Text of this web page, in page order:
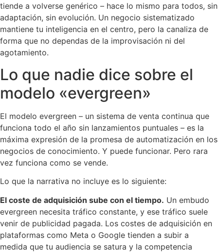
tiende a volverse genérico – hace lo mismo para todos, sin
adaptación, sin evolución. Un negocio sistematizado
mantiene tu inteligencia en el centro, pero la canaliza de
forma que no dependas de la improvisación ni del
agotamiento.
Lo que nadie dice sobre el
modelo «evergreen»
El modelo evergreen – un sistema de venta continua que
funciona todo el año sin lanzamientos puntuales – es la
máxima expresión de la promesa de automatización en los
negocios de conocimiento. Y puede funcionar. Pero rara
vez funciona como se vende.
Lo que la narrativa no incluye es lo siguiente:
El coste de adquisición sube con el tiempo. Un embudo
evergreen necesita tráfico constante, y ese tráfico suele
venir de publicidad pagada. Los costes de adquisición en
plataformas como Meta o Google tienden a subir a
medida que tu audiencia se satura y la competencia